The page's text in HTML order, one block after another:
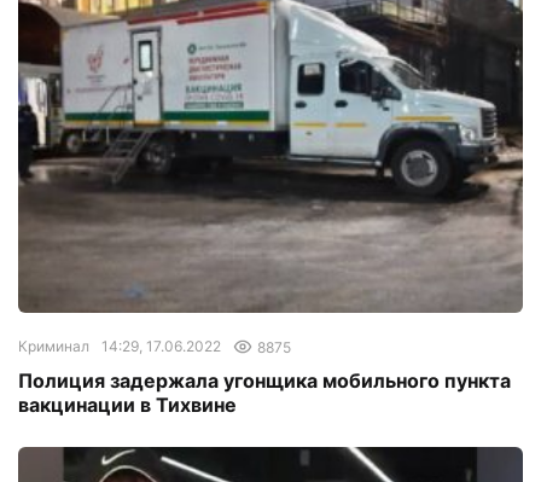
Криминал 14:29, 17.06.2022 8875
Полиция задержала угонщика мобильного пункта
вакцинации в Тихвине